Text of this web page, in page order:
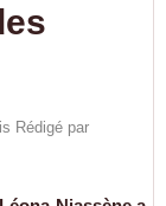
Rédigé par